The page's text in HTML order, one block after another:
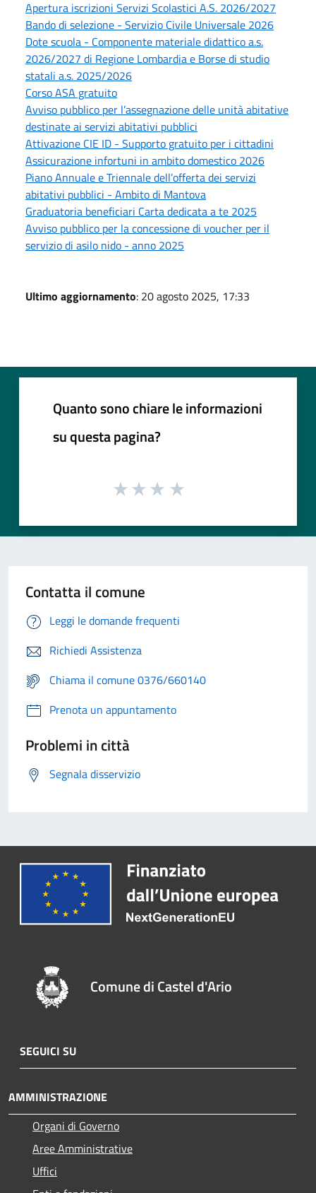
Apertura iscrizioni Servizi Scolastici A.S. 2026/2027
Bando di selezione - Servizio Civile Universale 2026
Dote scuola - Componente materiale didattico a.s.
2026/2027 di Regione Lombardia e Borse di studio
statali a.s. 2025/2026
Corso ASA gratuito
Avviso pubblico per l’assegnazione delle unità abitative
destinate ai servizi abitativi pubblici
Attivazione CIE ID - Supporto gratuito per i cittadini
Assicurazione infortuni in ambito domestico 2026
Piano Annuale e Triennale dell’offerta dei servizi
abitativi pubblici - Ambito di Mantova
Graduatoria beneficiari Carta dedicata a te 2025
Avviso pubblico per la concessione di voucher per il
servizio di asilo nido - anno 2025
Ultimo aggiornamento: 20 agosto 2025, 17:33
Quanto sono chiare le informazioni
su questa pagina?
Contatta il comune
Leggi le domande frequenti
Richiedi Assistenza
Chiama il comune 0376/660140
Prenota un appuntamento
Problemi in città
Segnala disservizio
Comune di Castel d'Ario
SEGUICI SU
AMMINISTRAZIONE
Organi di Governo
Aree Amministrative
Uffici